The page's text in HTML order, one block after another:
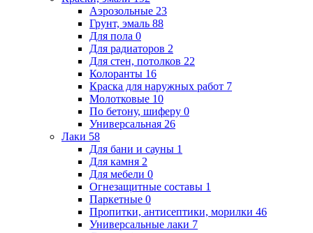
Аэрозольные 23
Грунт, эмаль 88
Для пола 0
Для радиаторов 2
Для стен, потолков 22
Колоранты 16
Краска для наружных работ 7
Молотковые 10
По бетону, шиферу 0
Универсальная 26
Лаки 58
Для бани и сауны 1
Для камня 2
Для мебели 0
Огнезащитные составы 1
Паркетные 0
Пропитки, антисептики, морилки 46
Универсальные лаки 7